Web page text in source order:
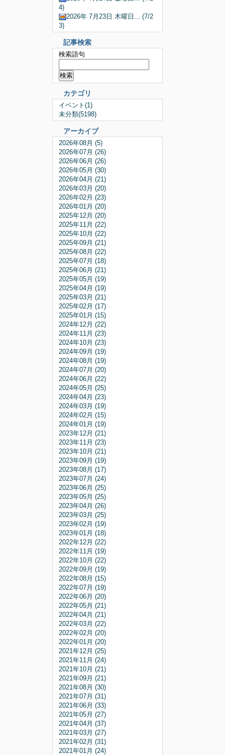
4)
2026年 7月23日 木曜日... (7/2
3)
記事検索
検索語句
カテゴリ
イベント(1)
未分類(5198)
アーカイブ
2026年08月 (5)
2026年07月 (26)
2026年06月 (26)
2026年05月 (30)
2026年04月 (21)
2026年03月 (20)
2026年02月 (23)
2026年01月 (20)
2025年12月 (20)
2025年11月 (22)
2025年10月 (22)
2025年09月 (21)
2025年08月 (22)
2025年07月 (18)
2025年06月 (21)
2025年05月 (19)
2025年04月 (19)
2025年03月 (21)
2025年02月 (17)
2025年01月 (15)
2024年12月 (22)
2024年11月 (23)
2024年10月 (23)
2024年09月 (19)
2024年08月 (19)
2024年07月 (20)
2024年06月 (22)
2024年05月 (25)
2024年04月 (23)
2024年03月 (19)
2024年02月 (15)
2024年01月 (19)
2023年12月 (21)
2023年11月 (23)
2023年10月 (21)
2023年09月 (19)
2023年08月 (17)
2023年07月 (24)
2023年06月 (25)
2023年05月 (25)
2023年04月 (26)
2023年03月 (25)
2023年02月 (19)
2023年01月 (18)
2022年12月 (22)
2022年11月 (19)
2022年10月 (22)
2022年09月 (19)
2022年08月 (15)
2022年07月 (19)
2022年06月 (20)
2022年05月 (21)
2022年04月 (21)
2022年03月 (22)
2022年02月 (20)
2022年01月 (20)
2021年12月 (25)
2021年11月 (24)
2021年10月 (21)
2021年09月 (21)
2021年08月 (30)
2021年07月 (31)
2021年06月 (33)
2021年05月 (27)
2021年04月 (37)
2021年03月 (27)
2021年02月 (31)
2021年01月 (24)